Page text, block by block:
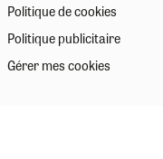
Politique de cookies
Politique publicitaire
Gérer mes cookies